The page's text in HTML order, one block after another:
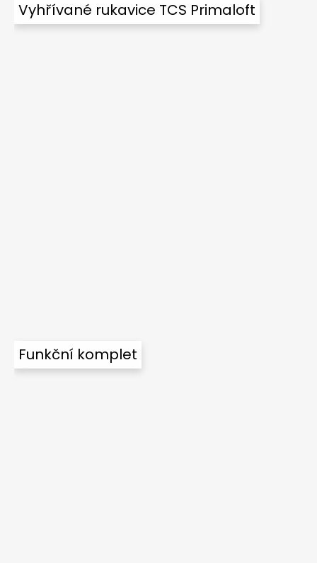
Vyhřívané rukavice TCS Primaloft
Funkční komplet